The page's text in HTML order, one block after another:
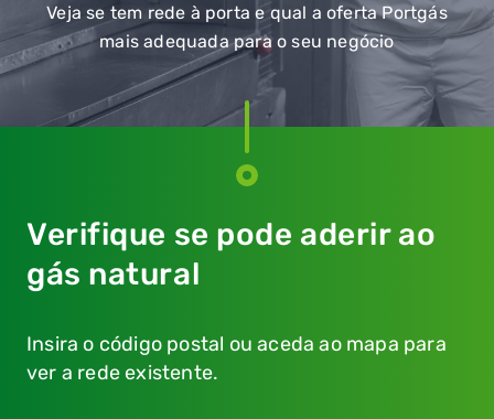
Veja se tem rede à porta e qual a oferta Portgás
mais adequada para o seu negócio
Verifique se pode aderir ao
gás natural
Insira o código postal ou aceda ao mapa para
ver a rede existente.